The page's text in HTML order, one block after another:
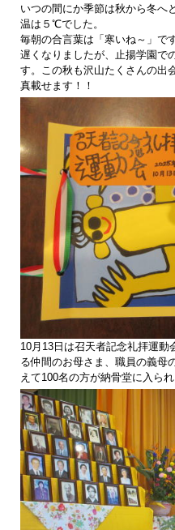
いつの間にか季節は秋から冬へ
温は５℃でした。
毎朝の合言葉は「寒いね～」です
遅くなりましたが、止揚学園で
す。この秋も沢山たくさんの出
真載せます！！
10月13日は召天者記念礼拝運
る仲間のお母さま、職員の義母
えて100名の方が納骨堂に入ら